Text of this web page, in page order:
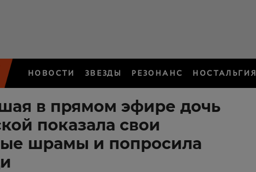
НОВОСТИ ЗВЕЗДЫ РЕЗОНАНС НОСТАЛЬГИЯ
в прямом эфире дочь
показала свои
шрамы и попросила